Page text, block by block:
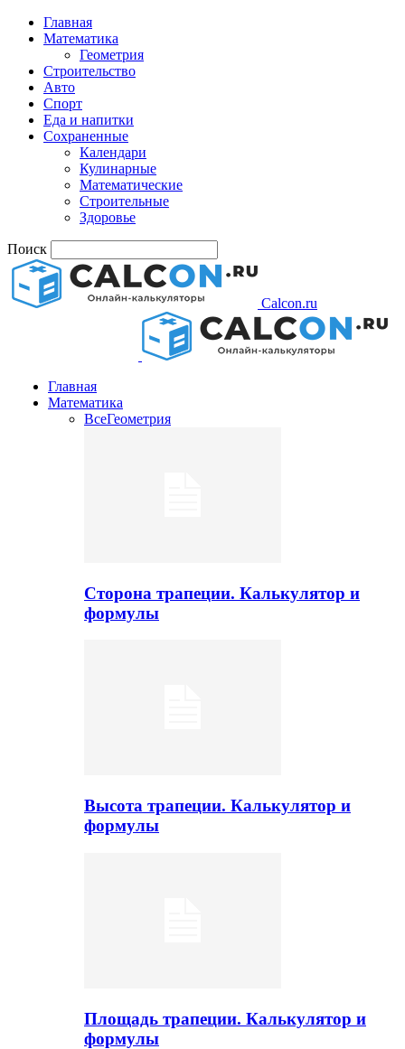
Главная
Математика
Геометрия
Строительство
Авто
Спорт
Еда и напитки
Сохраненные
Календари
Кулинарные
Математические
Строительные
Здоровье
Поиск
Calcon.ru
Главная
Математика
ВсеГеометрия
Сторона трапеции. Калькулятор и
формулы
Высота трапеции. Калькулятор и
формулы
Площадь трапеции. Калькулятор и
формулы